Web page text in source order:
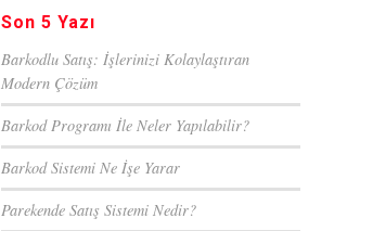
Son 5 Yazı
Barkodlu Satış: İşlerinizi Kolaylaştıran
Modern Çözüm
Barkod Programı İle Neler Yapılabilir?
Barkod Sistemi Ne İşe Yarar
Parekende Satış Sistemi Nedir?